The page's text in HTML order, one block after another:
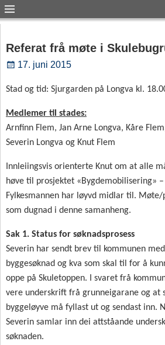
Referat frå møte i
17. juni 2015
Stad og tid: Sjurgarden på Longva kl.
Medlemer til stades:
Arnfinn Flem, Jan Arne Longva, Kåre
Severin Longva og Knut Flem
Innleiingsvis orienterte Knut om at alle
høve til prosjektet «Bygdemobilisering»
Fylkesmannen har løyvd midlar til.
som dugnad i denne samanheng.
Sak 1. Status for søknadsprosess
Severin har sendt brev til kommunen
byggesøknad og kva som skal til for å
oppe på Skuletoppen. I svaret frå
vere underskrift frå grunneigarane og at
byggeløyve må fyllast ut og sendast inn.
Severin samlar inn dei attståande
søknaden.